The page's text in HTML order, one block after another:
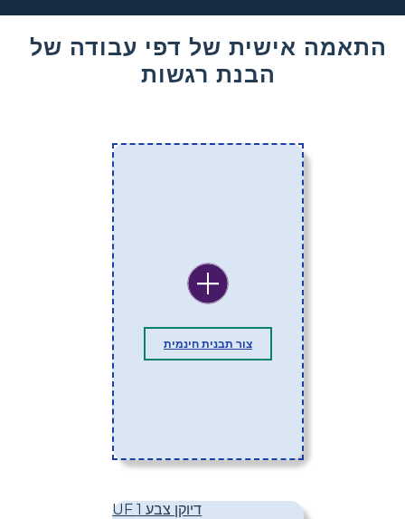
התאמה אישית של דפי עבודה של
הבנת רגשות
צור תבנית חינמית
UF דיוקן צבע 1